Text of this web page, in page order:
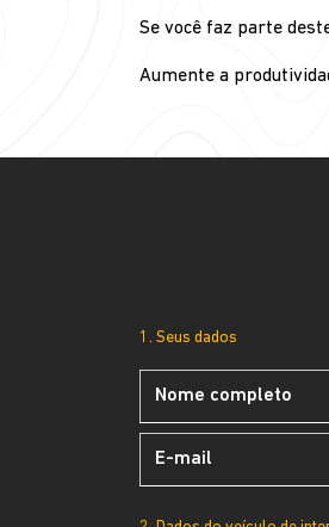
Se você faz parte
Aumente a
1. Seus dados